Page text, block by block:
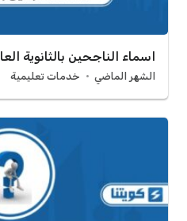
اسماء الناجحين بالثانوية العامة 2026
الشهر الماضي خدمات تعليمية